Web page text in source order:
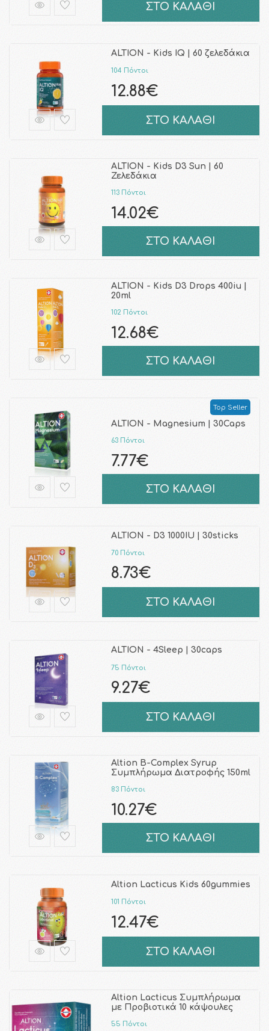
ΣΤΟ ΚΑΛΑΘΙ
ALTION - Kids IQ | 60 ζελεδάκια
104 Πόντοι
12.88€
ΣΤΟ ΚΑΛΑΘΙ
ALTION - Kids D3 Sun | 60
Ζελεδάκια
113 Πόντοι
14.02€
ΣΤΟ ΚΑΛΑΘΙ
ALTION - Kids D3 Drops 400iu |
20ml
102 Πόντοι
12.68€
ΣΤΟ ΚΑΛΑΘΙ
Top Seller
ALTION - Magnesium | 30Caps
63 Πόντοι
7.77€
ΣΤΟ ΚΑΛΑΘΙ
ALTION - D3 1000IU | 30sticks
70 Πόντοι
8.73€
ΣΤΟ ΚΑΛΑΘΙ
ALTION - 4Sleep | 30caps
75 Πόντοι
9.27€
ΣΤΟ ΚΑΛΑΘΙ
Altion B-Complex Syrup
Συμπλήρωμα Διατροφής 150ml
83 Πόντοι
10.27€
ΣΤΟ ΚΑΛΑΘΙ
Altion Lacticus Kids 60gummies
101 Πόντοι
12.47€
ΣΤΟ ΚΑΛΑΘΙ
Altion Lacticus Συμπλήρωμα
με Προβιοτικά 10 κάψουλες
55 Πόντοι